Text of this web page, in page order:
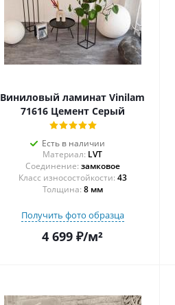
Виниловый ламинат Vinilam
71616 Цемент Серый
Есть в наличии
Материал: LVT
Соединение: замковое
43
Толщина: 8 мм
Получить фото образца
4 699 ₽/м²